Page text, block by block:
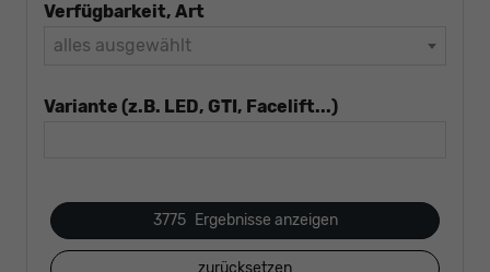
Verfügbarkeit, Art
alles ausgewählt
Variante (z.B. LED, GTI, Facelift...)
3775 Ergebnisse anzeigen